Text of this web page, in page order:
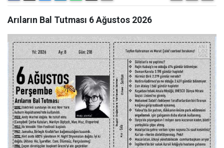
Arıların Bal Tutması 6 Ağustos 2026